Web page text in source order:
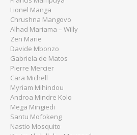
Lionel Manga
Chrushna Mangovo
Alhad Mariama – Willy
Zen Marie
Davide Mbonzo
Gabriela de Matos
Pierre Mercier
Cara Michell
Myriam Mihindou
Androa Mindre Kolo
Mega Mingiedi
Santu Mofokeng
Nastio Mosquito